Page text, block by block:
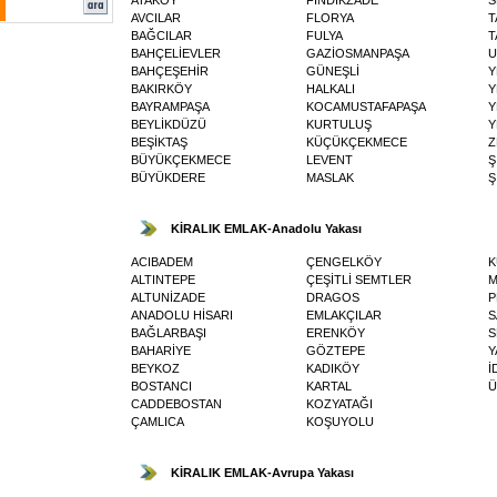
AVCILAR
BAĞCILAR
BAHÇELİEVLER
BAHÇEŞEHİR
BAKIRKÖY
BAYRAMPAŞA
BEYLİKDÜZÜ
BEŞİKTAŞ
BÜYÜKÇEKMECE
BÜYÜKDERE
FLORYA
FULYA
GAZİOSMANPAŞA
GÜNEŞLİ
HALKALI
KOCAMUSTAFAPAŞA
KURTULUŞ
KÜÇÜKÇEKMECE
LEVENT
MASLAK
KİRALIK EMLAK-Anadolu Yakası
ACIBADEM
ALTINTEPE
ALTUNİZADE
ANADOLU HİSARI
BAĞLARBAŞI
BAHARİYE
BEYKOZ
BOSTANCI
CADDEBOSTAN
ÇAMLICA
ÇENGELKÖY
ÇEŞİTLİ SEMTLER
DRAGOS
EMLAKÇILAR
ERENKÖY
GÖZTEPE
KADIKÖY
KARTAL
KOZYATAĞI
KOŞUYOLU
KİRALIK EMLAK-Avrupa Yakası